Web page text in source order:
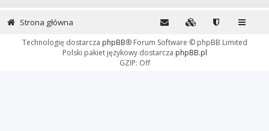
Strona główna
Technologię dostarcza phpBB® Forum Software © phpBB Limited
Polski pakiet językowy dostarcza phpBB.pl
GZIP: Off